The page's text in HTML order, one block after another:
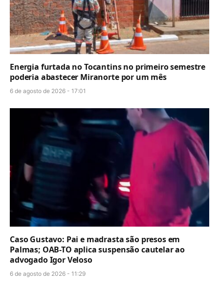
Energia furtada no Tocantins no primeiro semestre
poderia abastecer Miranorte por um mês
6 de agosto de 2026 - 17:01
Caso Gustavo: Pai e madrasta são presos em
Palmas; OAB-TO aplica suspensão cautelar ao
advogado Igor Veloso
6 de agosto de 2026 - 11:29